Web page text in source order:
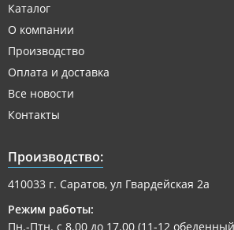
Каталог
О компании
Производство
Оплата и доставка
Все новости
Контакты
Производство:
410033 г. Саратов, ул Гвардейская 2а
Режим работы:
Пн.-Птн. с 8.00 до 17.00 (11-12